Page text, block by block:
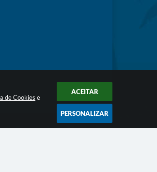
de Cookies e
ACEITAR
PERSONALIZAR